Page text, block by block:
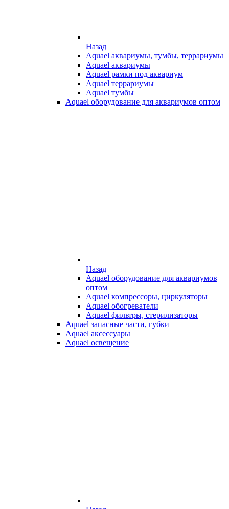
Назад
Aquael аквариумы, тумбы, террариумы
Aquael аквариумы
Aquael рамки под аквариум
Aquael террариумы
Aquael тумбы
Aquael оборудование для аквариумов оптом
Назад
Aquael оборудование для аквариумов
оптом
Aquael компрессоры, циркуляторы
Aquael обогреватели
Aquael фильтры, стерилизаторы
Aquael запасные части, губки
Aquael аксессуары
Aquael освещение